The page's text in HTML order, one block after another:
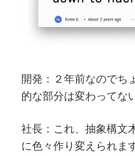
開発：２年前なのでち
的な部分は変わってな
社長：これ、抽象構文
に色々作り変えられま